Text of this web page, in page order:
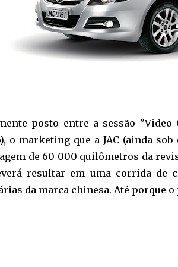
posto entre a sessão
o marketing que a JAC (ainda
de 60 000 quilômetros da
resultar em uma corrida de
da marca chinesa. Até porque o